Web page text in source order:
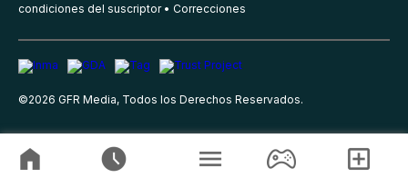
condiciones del suscriptor
Correcciones
©2026 GFR Media, Todos los Derechos Reservados.